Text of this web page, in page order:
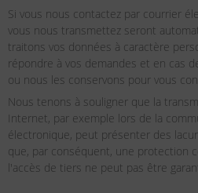
Si vous nous contactez par courrier
vous nous transmettez seront
traitons vos données à caractère
répondre à vos demandes et en cas
ou nous les conservons pour vous
Nous tenons à souligner que la
Internet, par exemple lors de la
électronique, peut présenter des
que, par conséquent, une protection
l'accès de tiers ne peut pas être